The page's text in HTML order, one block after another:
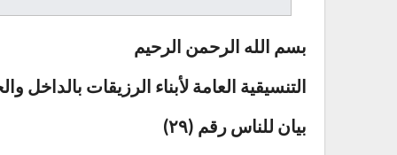
بسم الله الرحمن الرحيم
التنسيقية العامة لأبناء الرزيقات بالداخل
بيان للناس رقم (٢٩)